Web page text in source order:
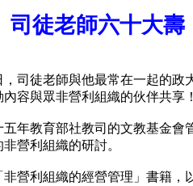
徒老師六十大壽
司徒老師與他最常在一起的政
容與眾非營利組織的伙伴共享！
年教育部社教司的文教基金會
營利組織的研討。
營利組織的經營管理」書籍，